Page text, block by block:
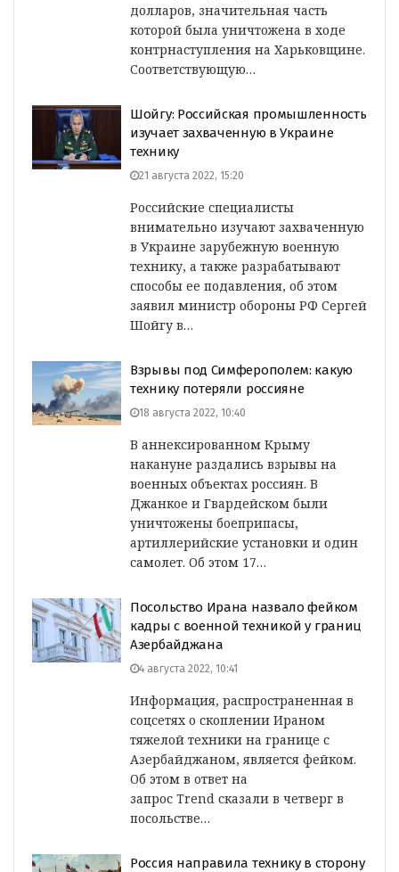
долларов, значительная часть
которой была уничтожена в ходе
контрнаступления на Харьковщине.
Соответствующую…
Шойгу: Российская промышленность
изучает захваченную в Украине
технику
21 августа 2022, 15:20
Российские специалисты
внимательно изучают захваченную
в Украине зарубежную военную
технику, а также разрабатывают
способы ее подавления, об этом
заявил министр обороны РФ Сергей
Шойгу в…
Взрывы под Симферополем: какую
технику потеряли россияне
18 августа 2022, 10:40
В аннексированном Крыму
накануне раздались взрывы на
военных объектах россиян. В
Джанкое и Гвардейском были
уничтожены боеприпасы,
артиллерийские установки и один
самолет. Об этом 17…
Посольство Ирана назвало фейком
кадры с военной техникой у границ
Азербайджана
4 августа 2022, 10:41
Информация, распространенная в
соцсетях о скоплении Ираном
тяжелой техники на границе с
Азербайджаном, является фейком.
Об этом в ответ на
запрос Trend сказали в четверг в
посольстве…
Россия направила технику в сторону